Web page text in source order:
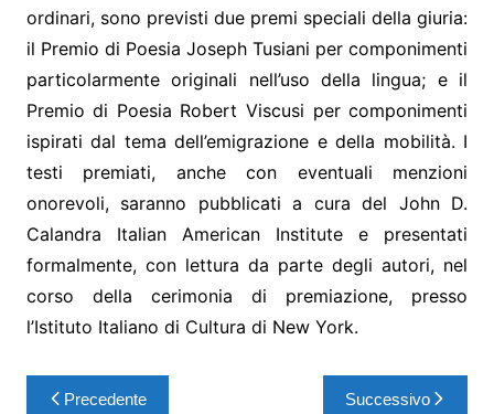
ordinari, sono previsti due premi speciali della giuria:
il Premio di Poesia Joseph Tusiani per componimenti
particolarmente originali nell’uso della lingua; e il
Premio di Poesia Robert Viscusi per componimenti
ispirati dal tema dell’emigrazione e della mobilità. I
testi premiati, anche con eventuali menzioni
onorevoli, saranno pubblicati a cura del John D.
Calandra Italian American Institute e presentati
formalmente, con lettura da parte degli autori, nel
corso della cerimonia di premiazione, presso
l’Istituto Italiano di Cultura di New York.
Precedente Successivo